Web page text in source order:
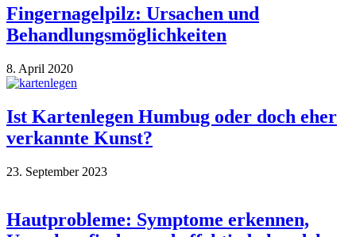
Fingernagelpilz: Ursachen und
Behandlungsmöglichkeiten
8. April 2020
Ist Kartenlegen Humbug oder doch eher
verkannte Kunst?
23. September 2023
Hautprobleme: Symptome erkennen,